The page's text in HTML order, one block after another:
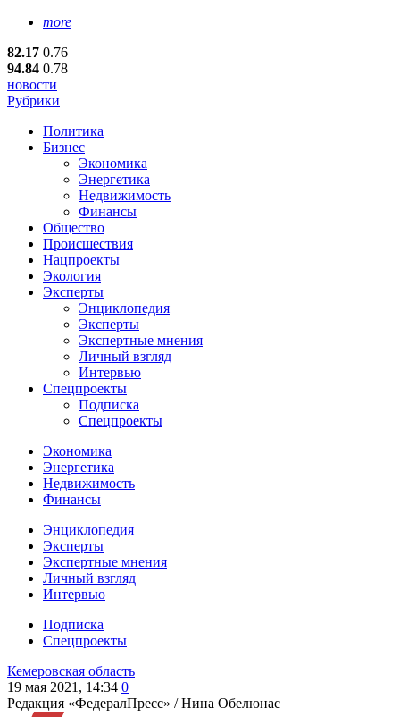
more
82.17 0.76
94.84 0.78
новости
Рубрики
Политика
Бизнес
Экономика
Энергетика
Недвижимость
Финансы
Общество
Происшествия
Нацпроекты
Экология
Эксперты
Энциклопедия
Эксперты
Экспертные мнения
Личный взгляд
Интервью
Спецпроекты
Подписка
Спецпроекты
Экономика
Энергетика
Недвижимость
Финансы
Энциклопедия
Эксперты
Экспертные мнения
Личный взгляд
Интервью
Подписка
Спецпроекты
Кемеровская область
19 мая 2021, 14:34 0
Редакция «ФедералПресс» /Нина Обелюнас